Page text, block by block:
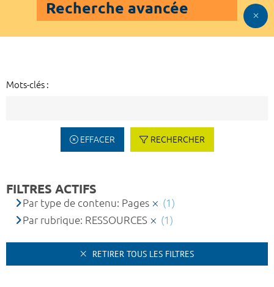
Recherche avancée
Mots-clés :
EFFACER RECHERCHER
FILTRES ACTIFS
Par type de contenu: Pages
(1)
Par rubrique: RESSOURCES
(1)
RETIRER TOUS LES FILTRES